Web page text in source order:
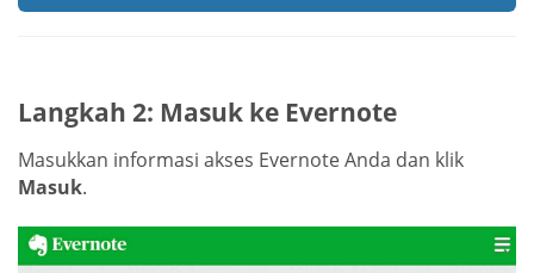
Langkah 2: Masuk ke Evernote
Masukkan informasi akses Evernote Anda dan klik
Masuk.